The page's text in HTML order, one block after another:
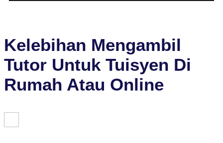
Kelebihan Mengambil
Tutor Untuk Tuisyen Di
Rumah Atau Online